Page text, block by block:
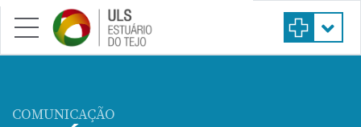
Saltar para conteúdo principal
COMUNICAÇÃO